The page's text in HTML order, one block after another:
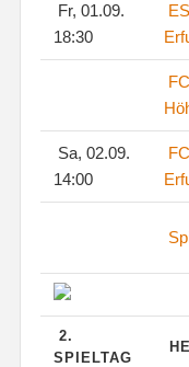
Fr, 01.09.
18:30
Sa, 02.09.
14:00
2.
SPIELTAG